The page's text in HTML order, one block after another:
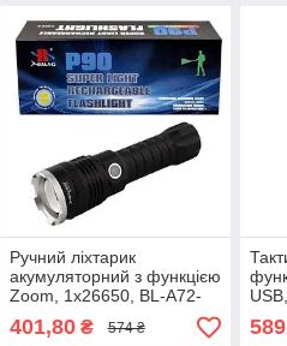
Ручний ліхтарик
акумуляторний з функцією
Zoom, 1х26650, BL-A72-
P90 / Тактичний
світлодіодний ліхтар
401,80₴ 574 ₴ 589